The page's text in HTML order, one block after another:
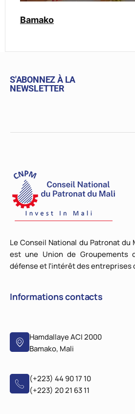
Bamako
S'ABONNEZ À LA
NEWSLETTER
Le Conseil National du Patronat du
est une Union de Groupements
défense et l'intérêt des entreprises
Informations contacts
Hamdallaye ACI 2000
Bamako, Mali
(+223) 44 90 17 10
(+223) 20 21 63 11